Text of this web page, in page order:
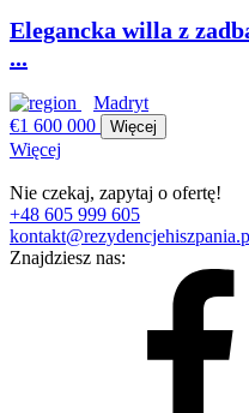
Elegancka willa z
...
Madryt
€1 600 000
Więcej
Więcej
Nie czekaj, zapytaj o ofertę!
+48 605 999 605
Znajdziesz nas: